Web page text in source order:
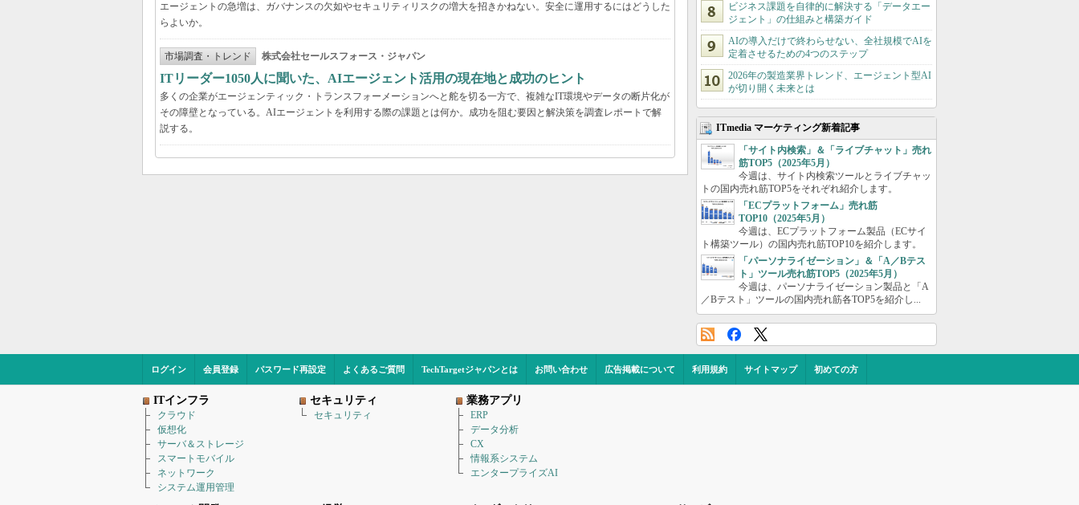
エージェントの急増は、ガバナンスの欠如やセキュリティリスクの増大を招きかねない。安全に運用するにはどうした
らよいか。
市場調査・トレンド 株式会社セールスフォース・ジャパン
ITリーダー1050人に聞いた、AIエージェント活用の現在地と成功のヒント
多くの企業がエージェンティック・トランスフォーメーションへと舵を切る一方で、複雑なIT環境やデータの断片化が
その障壁となっている。AIエージェントを利用する際の課題とは何か。成功を阻む要因と解決策を調査レポートで解
説する。
ビジネス課題を自律的に解決する「データエー
ジェント」の仕組みと構築ガイド
AIの導入だけで終わらせない、全社規模でAIを
定着させるための4つのステップ
2026年の製造業界トレンド、エージェント型AI
が切り開く未来とは
ITmedia マーケティング新着記事
「サイト内検索」＆「ライブチャット」売れ
筋TOP5（2025年5月）
今週は、サイト内検索ツールとライブチャッ
トの国内売れ筋TOP5をそれぞれ紹介します。
「ECプラットフォーム」売れ筋
TOP10（2025年5月）
今週は、ECプラットフォーム製品（ECサイ
ト構築ツール）の国内売れ筋TOP10を紹介します。
「パーソナライゼーション」＆「A／Bテス
ト」ツール売れ筋TOP5（2025年5月）
今週は、パーソナライゼーション製品と「A
／Bテスト」ツールの国内売れ筋各TOP5を紹介し...
ログイン 会員登録 パスワード再設定 よくあるご質問 TechTargetジャパンとは お問い合わせ 広告掲載について 利用規約 サイトマップ 初めての方
ITインフラ
クラウド
仮想化
サーバ＆ストレージ
スマートモバイル
ネットワーク
システム運用管理
セキュリティ
セキュリティ
業務アプリ
ERP
データ分析
CX
情報系システム
エンタープライズAI